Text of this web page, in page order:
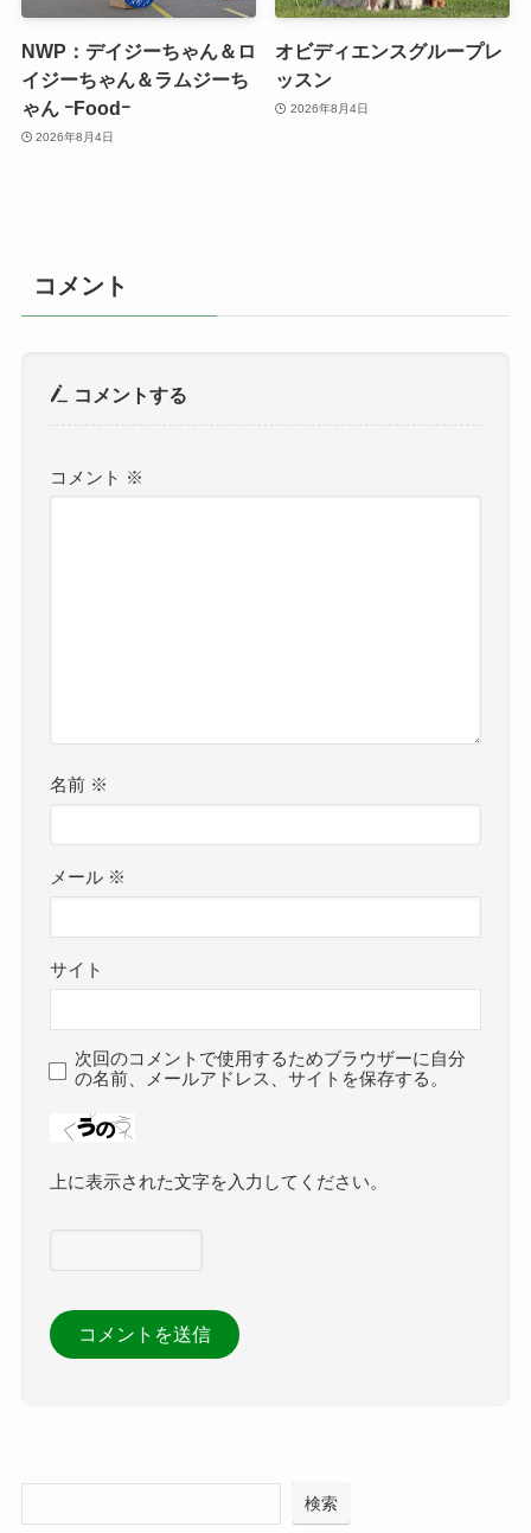
NWP：デイジーちゃん＆ロ
イジーちゃん＆ラムジーち
ゃん ｰFoodｰ
2026年8月4日
オビディエンスグループレ
ッスン
2026年8月4日
コメント
コメントする
コメント ※
名前 ※
メール ※
サイト
次回のコメントで使用するためブラウザーに自分
の名前、メールアドレス、サイトを保存する。
上に表示された文字を入力してください。
検索